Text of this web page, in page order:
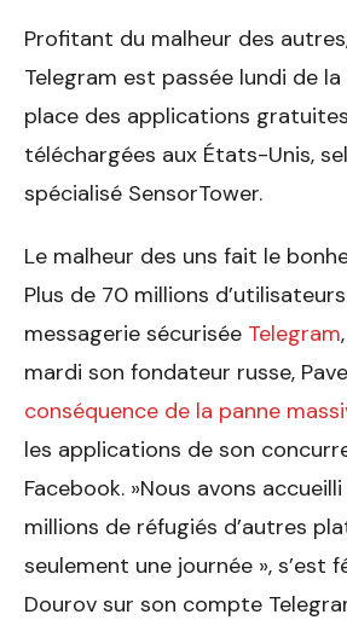
Profitant du malheur des
Telegram est passée lundi de
place des applications
téléchargées aux États-Unis,
spécialisé SensorTower.
Le malheur des uns fait le
Plus de 70 millions
messagerie sécurisée Telegram
mardi son fondateur russe,
conséquence de la panne
les applications de son
Facebook. »Nous avons
millions de réfugiés d’autres
seulement une journée », s’est
Dourov sur son compte